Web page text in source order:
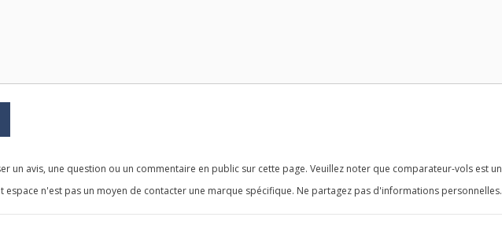
un avis, une question ou un commentaire en public sur cette page. Veuillez noter que comparateur-vols est un
espace n'est pas un moyen de contacter une marque spécifique. Ne partagez pas d'informations personnelles.